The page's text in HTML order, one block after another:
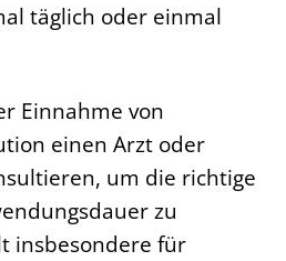
täglich oder einmal
Einnahme von
einen Arzt oder
um die richtige
zu
insbesondere für